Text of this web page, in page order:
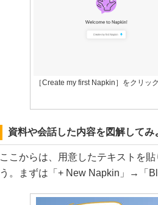
［Create my first Napkin］をクリック
資料や会話した内容を図解してみ
ここからは、用意したテキストを
う。まずは「+ New Napkin」→「